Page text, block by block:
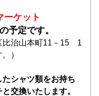
ーケット
予定です。
治山本町11－15　1
）
シャツ類をお持ち
交換いたします。